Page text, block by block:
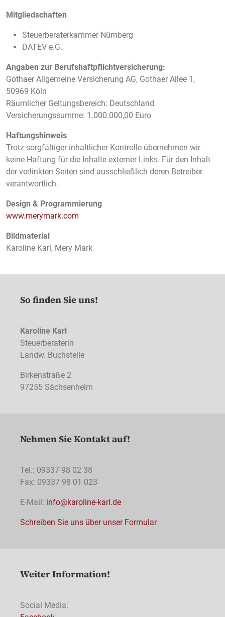
Mitgliedschaften
Steuerberaterkammer Nürnberg
DATEV e.G.
Angaben zur Berufshaftpflichtversicherung:
Gothaer Allgemeine Versicherung AG, Gothaer Allee 1,
50969 Köln
Räumlicher Geltungsbereich: Deutschland
Versicherungssumme: 1.000.000,00 Euro
Haftungshinweis
Trotz sorgfältiger inhaltlicher Kontrolle übernehmen wir
keine Haftung für die Inhalte externer Links. Für den Inhalt
der verlinkten Seiten sind ausschließlich deren Betreiber
verantwortlich.
Design & Programmierung
www.merymark.com
Bildmaterial
Karoline Karl, Mery Mark
So finden Sie uns!
Karoline Karl
Steuerberaterin
Landw. Buchstelle
Birkenstraße 2
97255 Sächsenheim
Nehmen Sie Kontakt auf!
Tel.: 09337 98 02 38
Fax: 09337 98 01 023
E-Mail: info@karoline-karl.de
Schreiben Sie uns über unser Formular
Weiter Information!
Social Media: